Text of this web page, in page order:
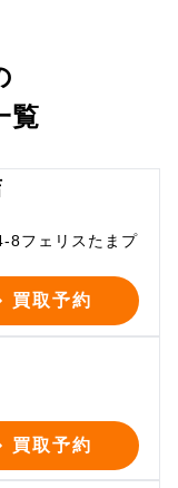
覧
8フェリスたまプ
買取予約
買取予約